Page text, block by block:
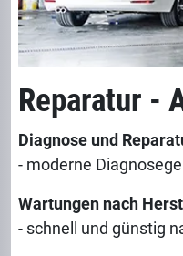
Reparatur -
Diagnose und
- moderne
Wartungen nach
- schnell und günstig